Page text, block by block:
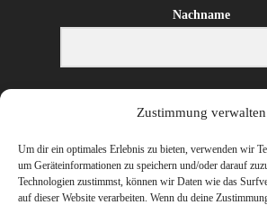
Zustimmung verwalten
Um dir ein optimales Erlebnis zu bieten, verwenden wir
um Geräteinformationen zu speichern und/oder darauf
Technologien zustimmst, können wir Daten wie das
auf dieser Website verarbeiten. Wenn du deine
Nachname
E-Mail-Adresse
ANMELDEN